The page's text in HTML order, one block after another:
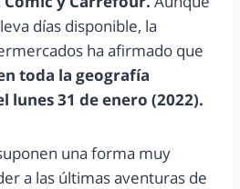
días disponible, la
ha afirmado que
toda la geografía
lunes 31 de enero (2022).
una forma muy
a las últimas aventuras de